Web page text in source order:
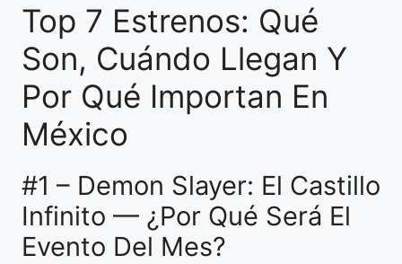
Top 7 Estrenos: Qué
Son, Cuándo Llegan Y
Por Qué Importan En
México
#1 – Demon Slayer: El Castillo
Infinito — ¿Por Qué Será El
Evento Del Mes?